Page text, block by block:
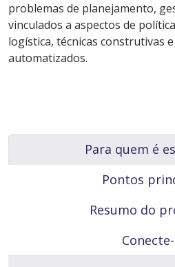
problemas de planejamento,
vinculados a aspectos de
logística, técnicas construtivas
automatizados.
Para quem é
Pontos
Resumo do